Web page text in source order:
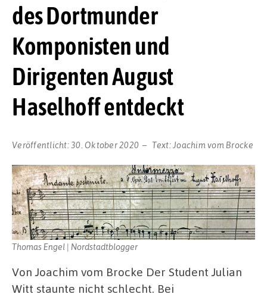
des Dortmunder
Komponisten und
Dirigenten August
Haselhoff entdeckt
Veröffentlicht:30. Oktober 2020 Text: Joachim vom Brocke
Thomas Engel | Nordstadtblogger
Von Joachim vom Brocke Der Student Julian
Witt staunte nicht schlecht. Bei